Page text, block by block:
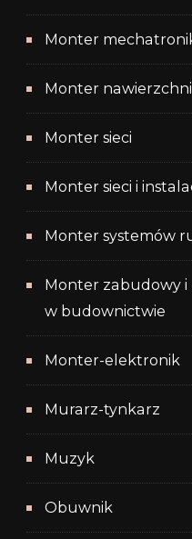
Monter
Monter
Monter sieci
Monter sieci i
Monter systemów
Monter zabudowy
w budownictwie
Monter-elektronik
Murarz-tynkarz
Muzyk
Obuwnik